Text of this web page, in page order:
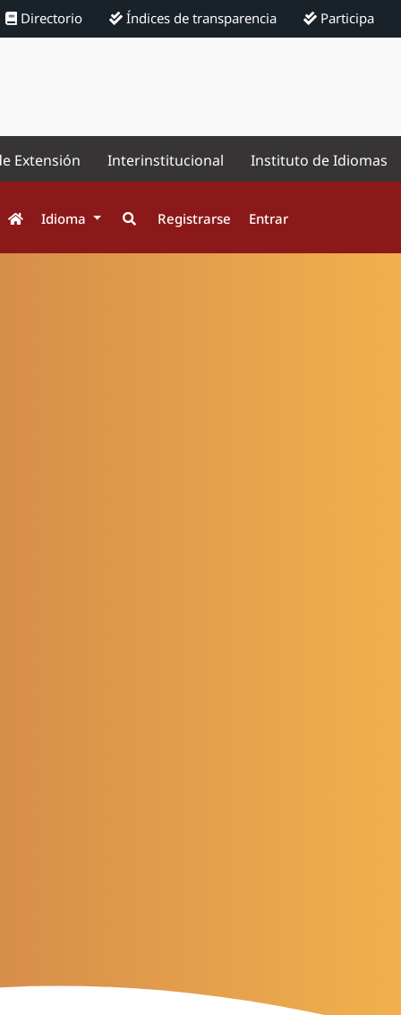
Directorio Índices de transparencia Participa
Extensión Interinstitucional Instituto de Idiomas
Idioma Registrarse Entrar